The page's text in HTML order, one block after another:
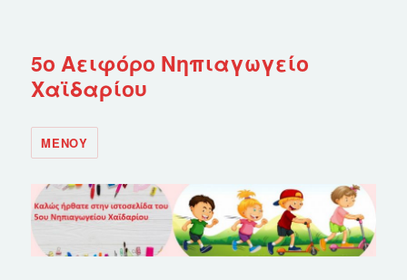
5ο Αειφόρο Νηπιαγωγείο
Χαϊδαρίου
ΜΕΝΟΎ